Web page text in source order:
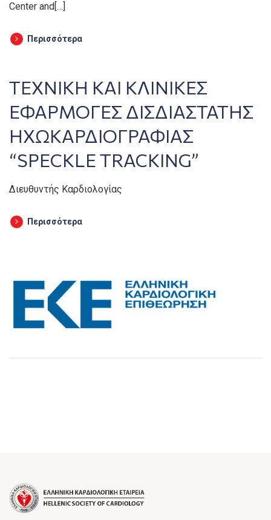
Center and[…]
Περισσότερα
ΤΕΧΝΙΚΗ ΚΑΙ ΚΛΙΝΙΚΕΣ
ΕΦΑΡΜΟΓΕΣ ΔΙΣΔΙΑΣΤΑΤΗΣ
ΗΧΩΚΑΡΔΙΟΓΡΑΦΙΑΣ
“SPECKLE TRACKING”
Διευθυντής Καρδιολογίας
Περισσότερα